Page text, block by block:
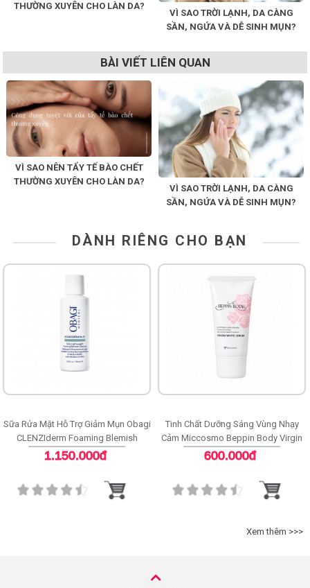
THƯỜNG XUYÊN CHO LÀN DA?
VÌ SAO TRỜI LẠNH, DA CÀNG
SẦN, NGỨA VÀ DỄ SINH MỤN?
BÀI VIẾT LIÊN QUAN
VÌ SAO NÊN TẨY TẾ BÀO CHẾT
THƯỜNG XUYÊN CHO LÀN DA?
VÌ SAO TRỜI LẠNH, DA CÀNG
SẦN, NGỨA VÀ DỄ SINH MỤN?
DÀNH RIÊNG CHO BẠN
Sữa Rửa Mặt Hỗ Trợ Giảm Mụn Obagi
CLENZIderm Foaming Blemish
Cleanser
1.150.000đ
Tinh Chất Dưỡng Sáng Vùng Nhạy
Cảm Miccosmo Beppin Body Virgin
White Serum
600.000đ
Xem thêm >>>